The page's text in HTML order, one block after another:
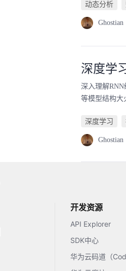
动态分析
Ghostian
深度学
深入理解
等模型结构大
深度学习
Ghostian
开发资源
API Explorer
SDK中心
华为云码道（